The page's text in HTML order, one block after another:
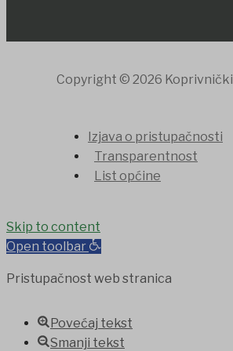
Copyright © 2026
Izjava o pristupačnosti
Transparentnost
List općine
jojobet
Skip to content
Open toolbar
Pristupačnost web stranica
Povećaj tekst
Smanji tekst